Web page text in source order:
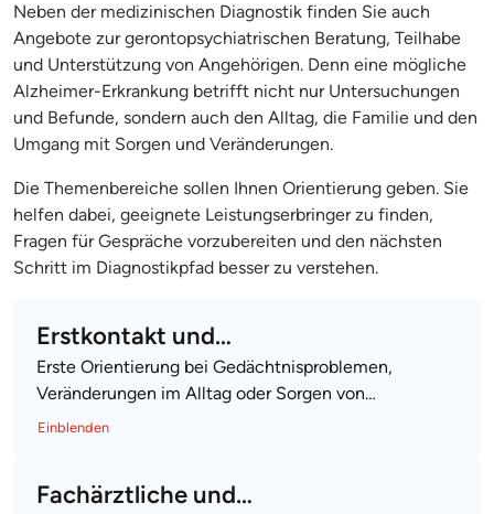
Neben der medizinischen Diagnostik finden Sie auch
Angebote zur gerontopsychiatrischen Beratung, Teilhabe
und Unterstützung von Angehörigen. Denn eine mögliche
Alzheimer-Erkrankung betrifft nicht nur Untersuchungen
und Befunde, sondern auch den Alltag, die Familie und den
Umgang mit Sorgen und Veränderungen.
Die Themenbereiche sollen Ihnen Orientierung geben. Sie
helfen dabei, geeignete Leistungserbringer zu finden,
Fragen für Gespräche vorzubereiten und den nächsten
Schritt im Diagnostikpfad besser zu verstehen.
Erstkontakt und
Verdachtsabklärung
Erste Orientierung bei Gedächtnisproblemen,
Veränderungen im Alltag oder Sorgen von
Angehörigen. Abklärung, ob eine weiterführende
Einblenden
Fachärztliche und